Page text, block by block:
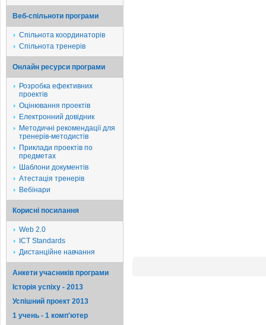
Веб-спільноти програми
Спільнота координаторів
Спільнота тренерів
Онлайн ресурси програми
Розробка ефективних
проектів
Оцінювання проектів
Електронний довідник
Методичні рекомендації для
тренерів-методистів
Приклади проектів по
предметах
Шаблони документів
Атестація тренерів
Вебінари
Корисні посилання
Web 2.0
ICT Standards
Дистанційне навчання
Анкети учасників програми
Історія успіху - 2013
Успішний проект 2013
1 учень - 1 комп'ютер